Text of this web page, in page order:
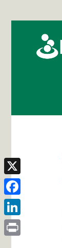
X
Facebook
LinkedIn